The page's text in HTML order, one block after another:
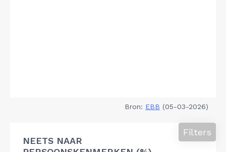
Bron: EBB (05-03-2026)
NEETS NAAR
Filters